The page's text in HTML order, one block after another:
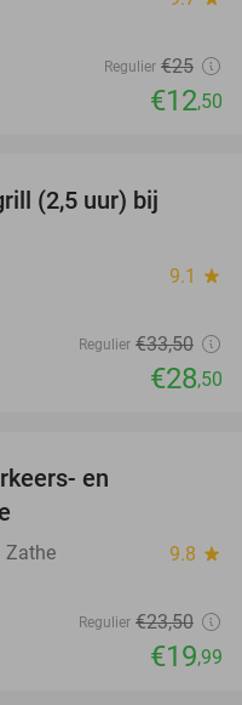
Regulier €25
€12,50
(2,5 uur) bij
9.1 star
Regulier €33,50
€28,50
en
Zathe 9.8 star
Regulier €23,50
€19,99